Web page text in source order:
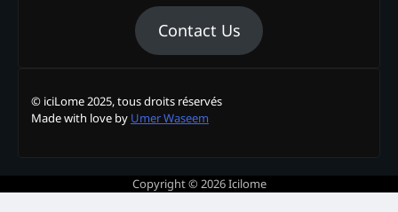
Contact Us
© iciLome 2025, tous droits réservés
Made with love by Umer Waseem
Copyright © 2026Icilome